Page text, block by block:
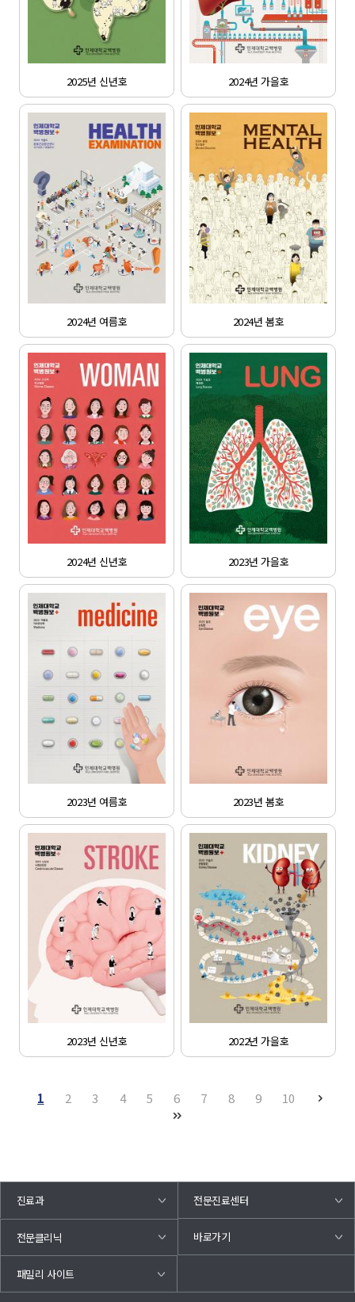
알림톡에서 추가 가입, 설치없이 의료서비스를 바로 이용하세요
2025년 신년호 2024년 가을호
2024년 여름호 2024년 봄호
2024년 신년호 2023년 가을호
2023년 여름호 2023년 봄호
2023년 신년호 2022년 가을호
1 2 3 4 5 6 7 8 9 10
진료과 전문진료센터
전문클리닉 바로가기
패밀리 사이트